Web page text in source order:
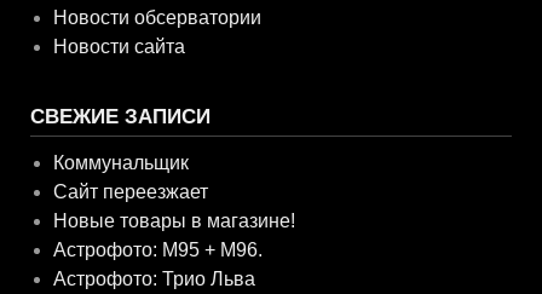
Новости обсерватории
Новости сайта
СВЕЖИЕ ЗАПИСИ
Коммунальщик
Сайт переезжает
Новые товары в магазине!
Астрофото: M95 + M96.
Астрофото: Трио Льва